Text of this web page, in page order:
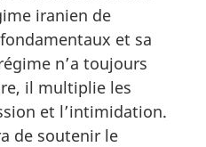
iranien de
et sa
n’a toujours
il multiplie les
et l’intimidation.
de soutenir le